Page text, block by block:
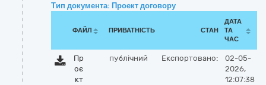
Тип документа: Проект договору
ФАЙЛ ПРИВАТНІСТЬ СТАН
ДАТА
ТА
ЧАС
Пр
оє
кт
публічний Експортовано:
02-05-
2026,
12:07:38